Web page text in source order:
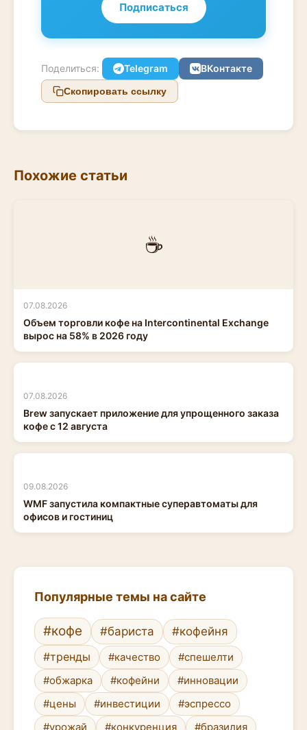
Подписаться
Поделиться: Telegram ВКонтакте
Скопировать ссылку
Похожие статьи
☕
07.08.2026
Объем торговли кофе на Intercontinental Exchange
вырос на 58% в 2026 году
07.08.2026
Brew запускает приложение для упрощенного заказа
кофе с 12 августа
09.08.2026
WMF запустила компактные суперавтоматы для
офисов и гостиниц
Популярные темы на сайте
#кофе #бариста
#кофейня
#тренды
#качество
#спешелти
#обжарка
#кофейни
#инновации
#цены
#инвестиции
#эспрессо
#урожай
#конкуренция #бразилия